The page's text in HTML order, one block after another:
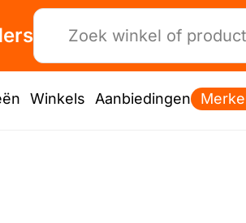
Winkels Aanbiedingen